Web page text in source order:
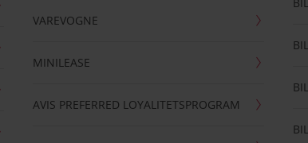
VAREVOGNE
MINILEASE
AVIS PREFERRED LOYALITETSPROGRAM